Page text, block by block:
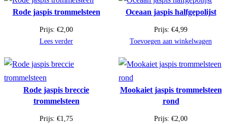
Rode jaspis trommelsteen
Prijs: €2,00
Lees verder
Oceaan jaspis halfgepolijst
Prijs: €4,99
Toevoegen aan winkelwagen
Rode jaspis breccie
trommelsteen
Prijs: €1,75
Mookaiet jaspis trommelsteen
rond
Prijs: €2,00